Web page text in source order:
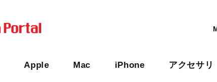
Apple Mac iPhone アクセサリ